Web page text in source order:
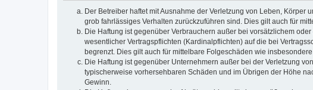
Der Betreiber haftet mit Ausnahme der Verletzung von Leben,
grob fahrlässiges Verhalten zurückzuführen sind. Dies gilt auch für
Die Haftung ist gegenüber Verbrauchern außer bei vorsätzlichem
wesentlicher Vertragspflichten (Kardinalpflichten) auf die bei
begrenzt. Dies gilt auch für mittelbare Folgeschäden wie
Die Haftung ist gegenüber Unternehmern außer bei der Verletzung
typischerweise vorhersehbaren Schäden und im Übrigen der Höhe
Gewinn.